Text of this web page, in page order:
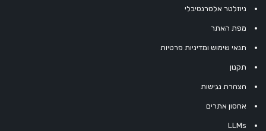
ניוזלטר אלטרנטיבלי
מפת האתר
תנאי שימוש ומדיניות פרטיות
תקנון
הצהרת נגישות
אחסון אתרים
LLMs